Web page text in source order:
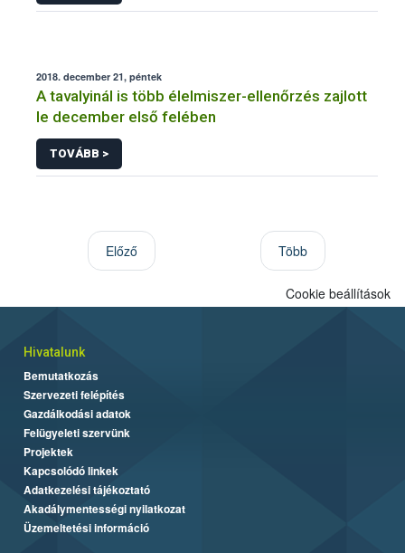
2018. december 21, péntek
A tavalyinál is több élelmiszer-ellenőrzés zajlott
le december első felében
TOVÁBB >
Előző Több
Cookie beállítások
Hivatalunk
Bemutatkozás
Szervezeti felépítés
Gazdálkodási adatok
Felügyeleti szervünk
Projektek
Kapcsolódó linkek
Adatkezelési tájékoztató
Akadálymentességi nyilatkozat
Üzemeltetési információ